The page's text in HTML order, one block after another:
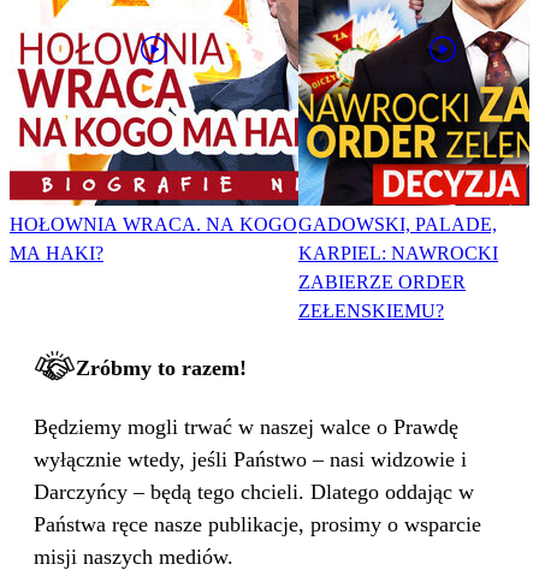
HOŁOWNIA WRACA. NA KOGO
MA HAKI?
GADOWSKI, PALADE,
KARPIEL: NAWROCKI
ZABIERZE ORDER
ZEŁENSKIEMU?
Zróbmy to razem!
Będziemy mogli trwać w naszej walce o Prawdę
wyłącznie wtedy, jeśli Państwo – nasi widzowie i
Darczyńcy – będą tego chcieli. Dlatego oddając w
Państwa ręce nasze publikacje, prosimy o wsparcie
misji naszych mediów.